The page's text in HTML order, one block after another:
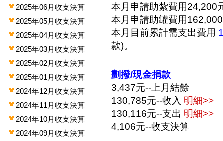
2025年06月收支決算
2025年05月收支決算
2025年04月收支決算
2025年03月收支決算
2025年02月收支決算
2025年01月收支決算
2024年12月收支決算
2024年11月收支決算
2024年10月收支決算
2024年09月收支決算
本月申請助紮費用24,200
本月申請助罐費用
本月目前累計需支出費用
款)。
劃撥/現金捐款
3,437元--上月結餘
130,785元--收入 明細>>
130,116元--支出 明細>>
4,106元--收支決算